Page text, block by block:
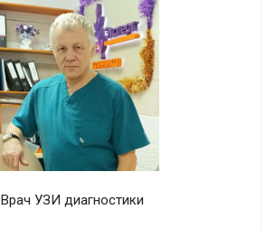
Врач УЗИ диагностики